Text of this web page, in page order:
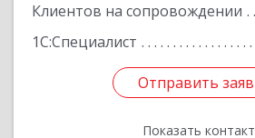
Клиентов на сопровождении
1С:Специалист
Отправить
Показать
Отправить
Назад